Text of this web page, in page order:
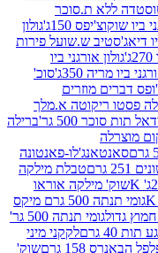
150ג'
גולון
ש.שועל פירות
ביו
סוכ'
א.מלך
גר'
ברילה
פאנטונה
טבלת מילקה
אוראו
גומי תנתה 500 גרם מיקס
גומי תנתה 500 גר'
לקקני מיני
שוק'